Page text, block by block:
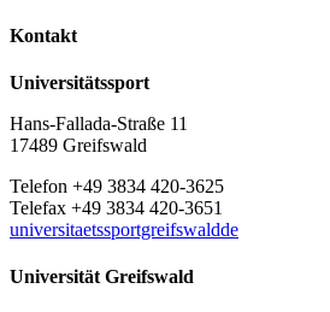
Kontakt
Universitätssport
Hans-Fallada-Straße 11
17489 Greifswald
Telefon +49 3834 420-3625
Telefax +49 3834 420-3651
universitaetssportgreifswaldde
Universität Greifswald